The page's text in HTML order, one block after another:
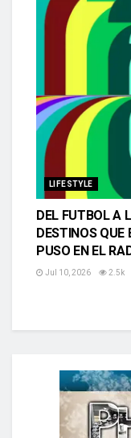
LIFESTYLE
DEL FUTBOL A
DESTINOS QUE
PUSO EN EL
Jul 10, 2026 2.5k